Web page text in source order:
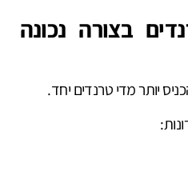
בצורה נכונה
יותר מדי טרנדים יחד.